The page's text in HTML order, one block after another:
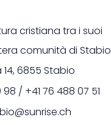
cristiana tra i suoi
comunità di Stabio
6855 Stabio
98 / +41 76 488 07 51